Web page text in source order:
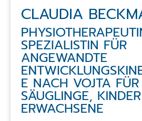
CLAUDIA
SPEZIALISTIN FÜR
ANGEWANDTE
E NACH VOJTA FÜR
SÄUGLINGE,
ERWACHSENE